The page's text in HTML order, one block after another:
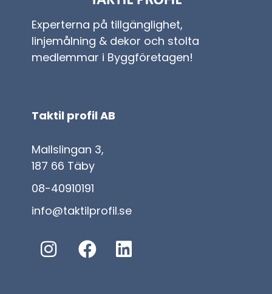
Experterna på tillgänglighet,
linjemålning & dekor och stolta
medlemmar i Byggföretagen!
Taktil profil AB
Mallslingan 3,
187 66 Täby
08-40910191
info@taktilprofil.se